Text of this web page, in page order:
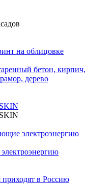
на облицовке
бетон, кирпич,
дерево
электроэнергию
в Россию